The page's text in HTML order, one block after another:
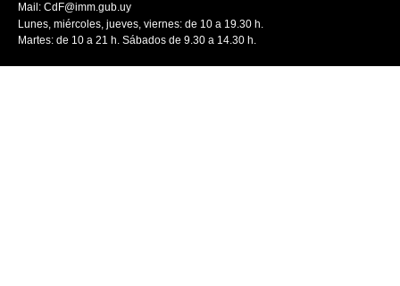
Mail: CdF@imm.gub.uy
Lunes, miércoles, jueves, viernes: de 10 a 19.30 h.
Martes: de 10 a 21 h. Sábados de 9.30 a 14.30 h.